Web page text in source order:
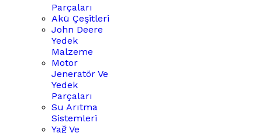
Parçaları
Akü Çeşitleri
John Deere
Yedek
Malzeme
Motor
Jeneratör Ve
Yedek
Parçaları
Su Arıtma
Sistemleri
Yağ Ve